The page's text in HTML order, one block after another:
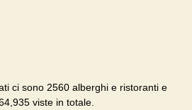
ci sono 2560 alberghi e ristoranti e
viste in totale.